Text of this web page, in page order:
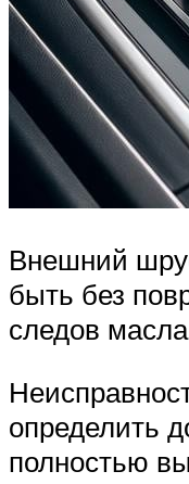
Внешний
быть без
следов масла
определить
полностью